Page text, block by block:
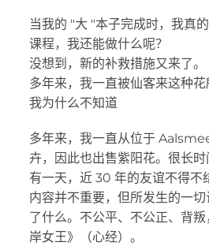
当我的 "大 "本子完成时，我真
课程，我还能做什么呢？
没想到，新的补救措施又来了。
多年来，我一直被仙客来这种
我为什么不知道
多年来，我一直从位于
卉，因此也出售紫阳花。很长
有一天，近 30 年的友谊不得不
内容并不重要，但所发生的一
了什么。不公平、不公正、背
岸女王》（心经）。